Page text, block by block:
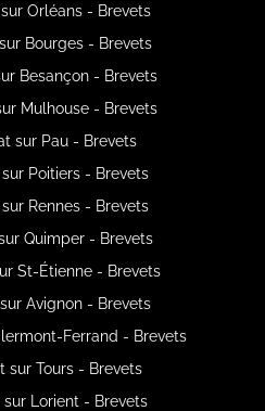
Orléans - Brevets
Bourges - Brevets
Besançon - Brevets
Mulhouse - Brevets
sur Pau - Brevets
Poitiers - Brevets
Rennes - Brevets
Quimper - Brevets
St-Étienne - Brevets
Avignon - Brevets
Ferrand - Brevets
sur Tours - Brevets
sur Lorient - Brevets